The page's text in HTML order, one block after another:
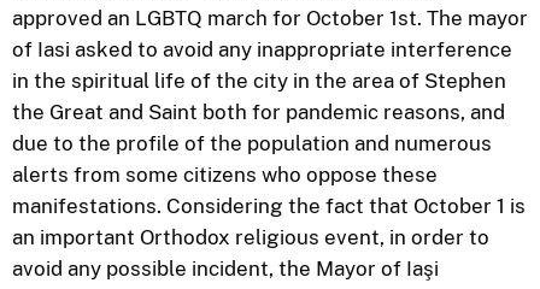
approved an LGBTQ march for October 1st. The mayor
of Iasi asked to avoid any inappropriate interference
in the spiritual life of the city in the area of Stephen
the Great and Saint both for pandemic reasons, and
due to the profile of the population and numerous
alerts from some citizens who oppose these
manifestations. Considering the fact that October 1 is
an important Orthodox religious event, in order to
avoid any possible incident, the Mayor of Iaşi